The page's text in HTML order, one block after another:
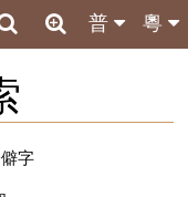
粵
普
字